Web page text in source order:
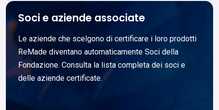
Soci e aziende associate
Le aziende che scelgono di certificare i loro prodotti
ReMade diventano automaticamente Soci della
Fondazione. Consulta la lista completa dei soci e
delle aziende certificate.